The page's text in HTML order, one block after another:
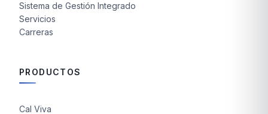
Sistema de Gestión Integrado
Servicios
Carreras
PRODUCTOS
Cal Viva